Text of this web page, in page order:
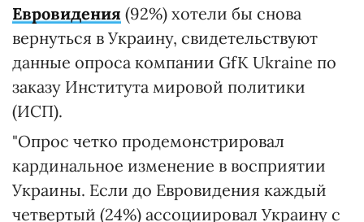
Евровидения (92%) хотели бы снова
вернуться в Украину, свидетельствуют
данные опроса компании GfK Ukraine по
заказу Института мировой политики
(ИСП).
"Опрос четко продемонстрировал
кардинальное изменение в восприятии
Украины. Если до Евровидения каждый
четвертый (24%) ассоциировал Украину с